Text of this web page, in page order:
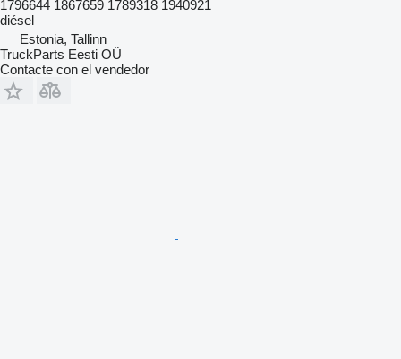
1796644 1867659 1789318 1940921
diésel
Estonia, Tallinn
TruckParts Eesti OÜ
Contacte con el vendedor